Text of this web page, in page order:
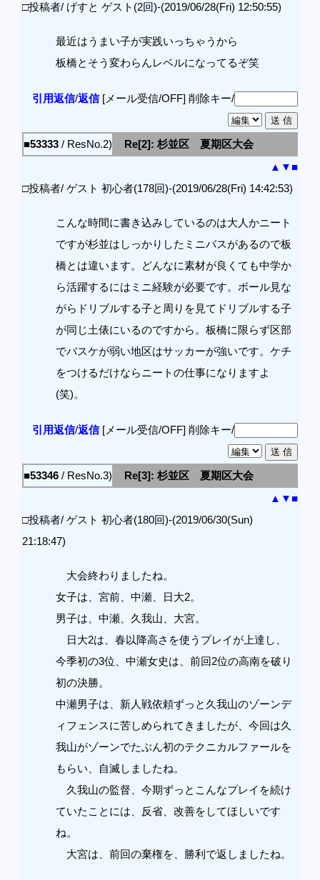
□投稿者/ げすと ゲスト(2回)-(2019/06/28(Fri) 12:50:55)
最近はうまい子が実践いっちゃうから
板橋とそう変わらんレベルになってるぞ笑
引用返信/返信[メール受信/OFF] 削除キー/
■53333 / ResNo.2)
Re[2]: 杉並区 夏期区大会
▲ ▼■
□投稿者/ ゲスト 初心者(178回)-(2019/06/28(Fri) 14:42:53)
こんな時間に書き込みしているのは大人かニート
ですが杉並はしっかりしたミニバスがあるので板
橋とは違います。どんなに素材が良くても中学か
ら活躍するにはミニ経験が必要です。ボール見な
がらドリブルする子と周りを見てドリブルする子
が同じ土俵にいるのですから。板橋に限らず区部
でバスケが弱い地区はサッカーが強いです。ケチ
をつけるだけならニートの仕事になりますよ
(笑)。
引用返信/返信[メール受信/OFF] 削除キー/
■53346 / ResNo.3)
Re[3]: 杉並区 夏期区大会
▲ ▼■
□投稿者/ ゲスト 初心者(180回)-(2019/06/30(Sun)
21:18:47)
大会終わりましたね。
女子は、宮前、中瀬、日大2。
男子は、中瀬、久我山、大宮。
日大2は、春以降高さを使うプレイが上達し、
今季初の3位、中瀬女史は、前回2位の高南を破り
初の決勝。
中瀬男子は、新人戦依頼ずっと久我山のゾーンデ
ィフェンスに苦しめられてきましたが、今回は久
我山がゾーンでたぶん初のテクニカルファールを
もらい、自滅しましたね。
久我山の監督、今期ずっとこんなプレイを続け
ていたことには、反省、改善をしてほしいです
ね。
大宮は、前回の棄権を、勝利で返しましたね。